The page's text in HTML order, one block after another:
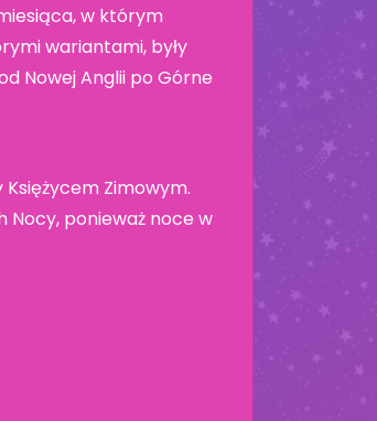
w którym
wariantami, były
Nowej Anglii po Górne
Księżycem Zimowym.
Nocy, ponieważ noce w